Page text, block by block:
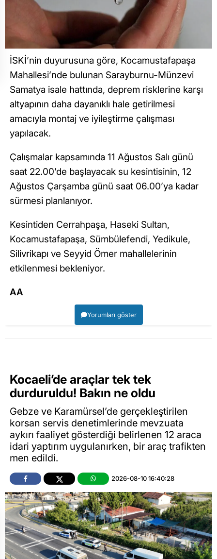
İSKİ’nin duyurusuna göre, Kocamustafapaşa
Mahallesi’nde bulunan Sarayburnu-Münzevi
Samatya isale hattında, deprem risklerine karşı
altyapının daha dayanıklı hale getirilmesi
amacıyla montaj ve iyileştirme çalışması
yapılacak.
Çalışmalar kapsamında 11 Ağustos Salı günü
saat 22.00’de başlayacak su kesintisinin, 12
Ağustos Çarşamba günü saat 06.00’ya kadar
sürmesi planlanıyor.
Kesintiden Cerrahpaşa, Haseki Sultan,
Kocamustafapaşa, Sümbülefendi, Yedikule,
Silivrikapı ve Seyyid Ömer mahallelerinin
etkilenmesi bekleniyor.
AA
Yorumları göster
Kocaeli’de araçlar tek tek
durduruldu! Bakın ne oldu
Gebze ve Karamürsel’de gerçekleştirilen
korsan servis denetimlerinde mevzuata
aykırı faaliyet gösterdiği belirlenen 12 araca
idari yaptırım uygulanırken, bir araç trafikten
men edildi.
2026-08-10 16:40:28